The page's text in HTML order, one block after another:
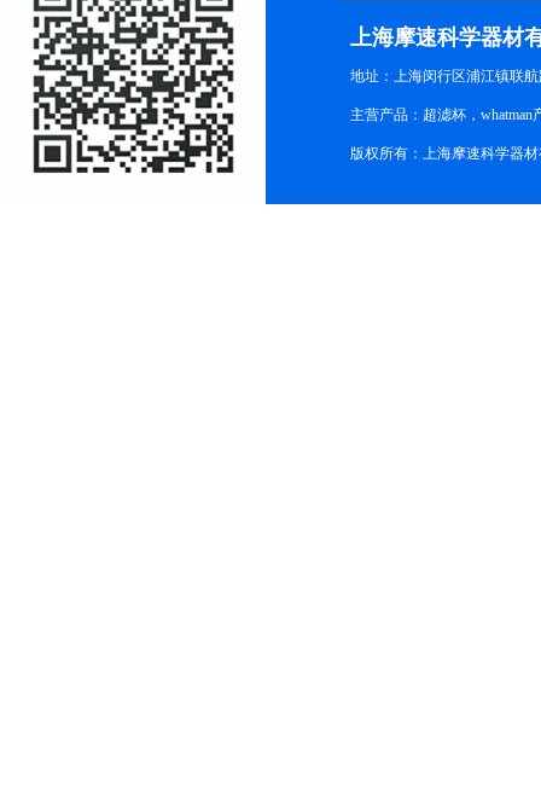
上海摩速科学器材
地址：上海闵行区浦江镇联航
主营产品：超滤杯，
版权所有：上海摩速科学器